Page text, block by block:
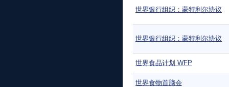
世界银行组织：蒙特利尔协议
世界银行组织：蒙特利尔协议
世界食品计划 WFP
世界食物首脑会